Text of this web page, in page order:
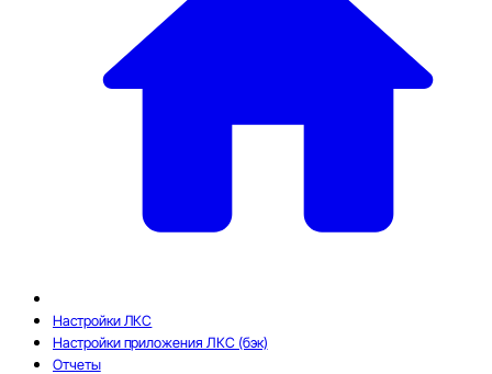
Настройки ЛКС
Настройки приложения ЛКС (бэк)
Отчеты